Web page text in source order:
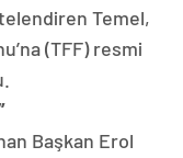
Temel,
(TFF) resmi
Başkan Erol